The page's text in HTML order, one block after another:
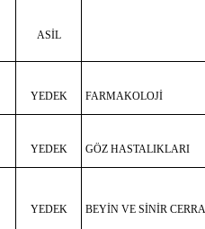
ASİL
YEDEK FARMAKOLOJİ
YEDEK GÖZ HASTALIKLARI
YEDEK BEYİN VE SİNİR